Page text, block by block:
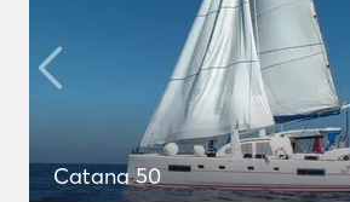
Catana 50